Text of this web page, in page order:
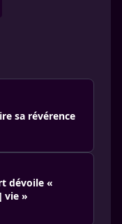
sa révérence
dévoile «
vie »